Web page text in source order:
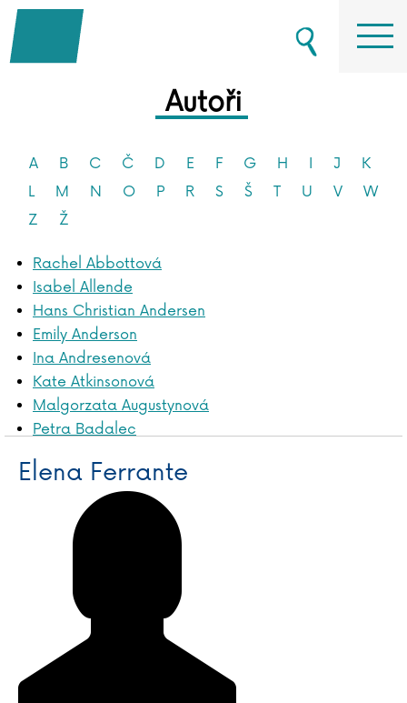
Autoři
A B C Č D E F G H I J
K
L
M N O P R S Š T U V
W
Z
Ž
Rachel Abbottová
Isabel Allende
Hans Christian Andersen
Emily Anderson
Ina Andresenová
Kate Atkinsonová
Malgorzata Augustynová
Petra Badalec
Liliana Bardijewska
Igor Bareš
Mike Barfield
Marta Bartolj
Tereza Bebarová
Jordan Belfort
Václav Bělohradský
Vladislav Beneš
Elena Ferrante